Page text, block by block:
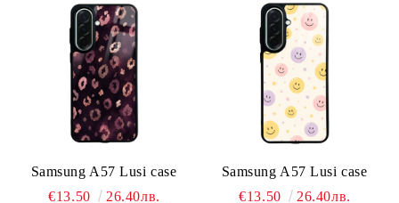
Samsung A57 Lusi case
€13.50
26.40лв.
Samsung A57 Lusi case
€13.50
26.40лв.